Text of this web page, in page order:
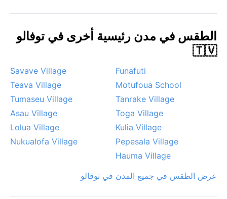
الطقس في مدن رئيسية أخرى في توفالو
🇹🇻
Funafuti
Savave Village
Motufoua School
Teava Village
Tanrake Village
Tumaseu Village
Toga Village
Asau Village
Kulia Village
Lolua Village
Pepesala Village
Nukualofa Village
Hauma Village
عرض الطقس في جميع المدن في توفالو